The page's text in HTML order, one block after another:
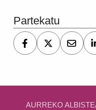
Partekatu
Bidalketetan zehar nabigatu
AURREKO